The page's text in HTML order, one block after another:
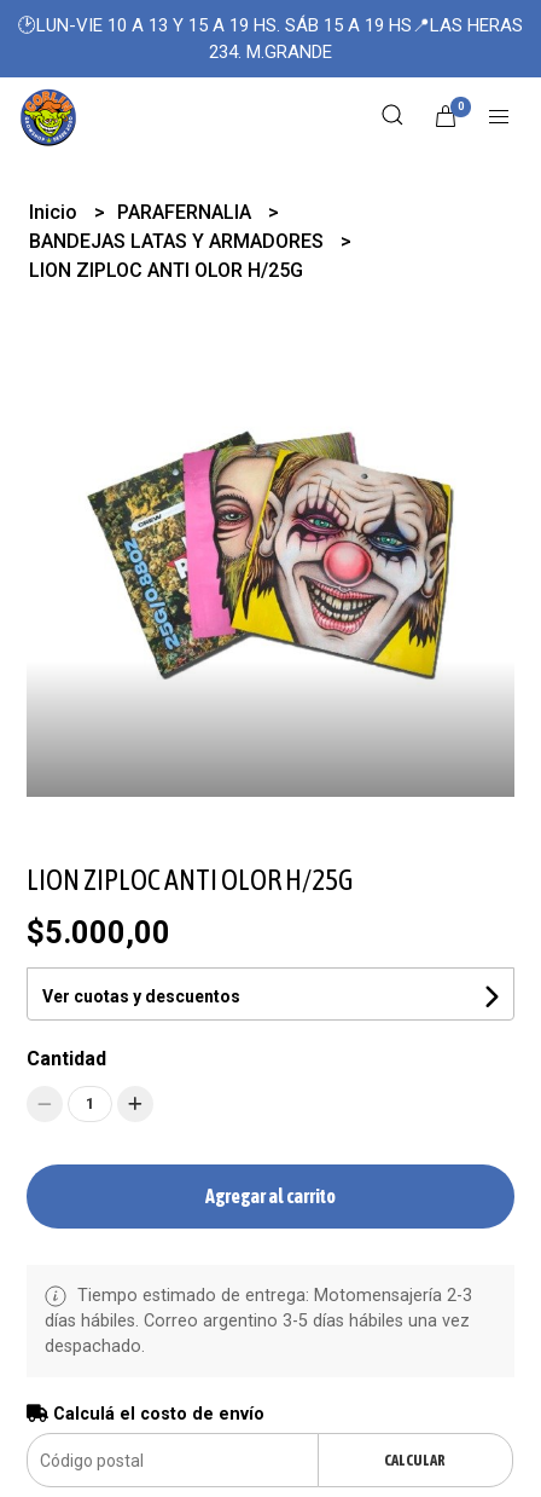
🕑LUN-VIE 10 A 13 Y 15 A 19 HS. SÁB 15 A 19 HS📍LAS HERAS
234. M.GRANDE
0
Inicio
PARAFERNALIA
BANDEJAS LATAS Y ARMADORES
LION ZIPLOC ANTI OLOR H/25G
LION ZIPLOC ANTI OLOR H/25G
$5.000,00
Ver cuotas y descuentos
Cantidad
1
Agregar al carrito
Tiempo estimado de entrega: Motomensajería 2-3
días hábiles. Correo argentino 3-5 días hábiles una vez
despachado.
Calculá el costo de envío
CALCULAR